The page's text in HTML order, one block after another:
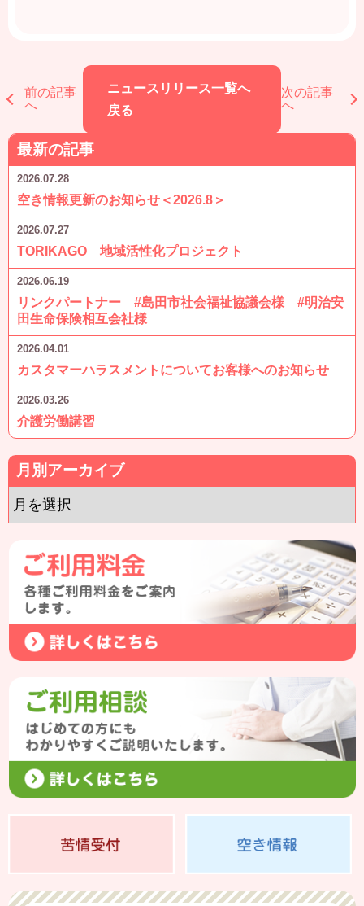
前の記事
へ
ニュースリリース一覧へ
戻る
次の記事
へ
最新の記事
2026.07.28
空き情報更新のお知らせ＜2026.8＞
2026.07.27
TORIKAGO 地域活性化プロジェクト
2026.06.19
リンクパートナー #島田市社会福祉協議会様 #明治安
田生命保険相互会社様
2026.04.01
カスタマーハラスメントについてお客様へのお知らせ
2026.03.26
介護労働講習
月別アーカイブ